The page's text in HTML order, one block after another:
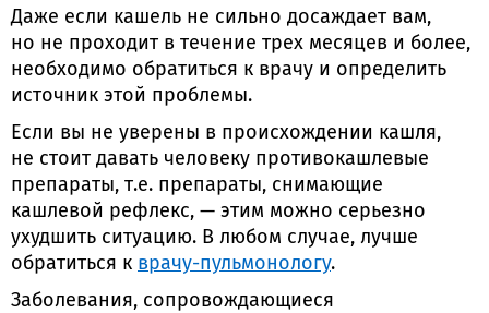
Даже если кашель не сильно досаждает вам,
но не проходит в течение трех месяцев и более,
необходимо обратиться к врачу и определить
источник этой проблемы.
Если вы не уверены в происхождении кашля,
не стоит давать человеку противокашлевые
препараты, т.е. препараты, снимающие
кашлевой рефлекс, — этим можно серьезно
ухудшить ситуацию. В любом случае, лучше
обратиться к врачу-пульмонологу.
Заболевания, сопровождающиеся